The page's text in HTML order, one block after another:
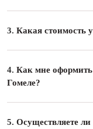
3. Какая стоимость
4. Как мне оформить
Гомеле?
5. Осуществляете